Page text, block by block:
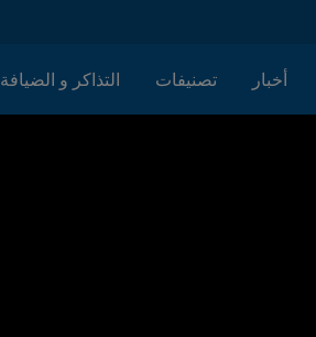
أخبار تصنيفات التذاكر و الضيافة